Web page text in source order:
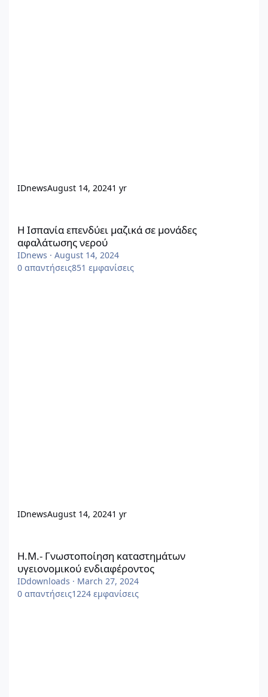
IDnewsAugust 14, 20241 yr
Η Ισπανία επενδύει μαζικά σε μονάδες
αφαλάτωσης νερού
IDnews · August 14, 2024
0 απαντήσεις851 εμφανίσεις
IDnewsAugust 14, 20241 yr
Η.Μ.- Γνωστοποίηση καταστημάτων
υγειονομικού ενδιαφέροντος
IDdownloads · March 27, 2024
0 απαντήσεις1224 εμφανίσεις